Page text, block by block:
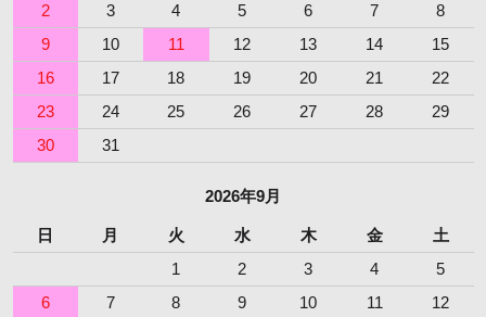
2
3 4 5 6 7
8
9
10 11 12 13 14
15
16
17 18 19 20 21
22
23
24 25 26 27 28
29
30
31
2026年9月
日 月 火 水 木 金
土
1
2 3 4
5
6
7 8 9 10 11
12